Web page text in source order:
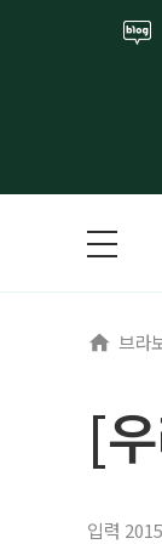
브라
[
입력